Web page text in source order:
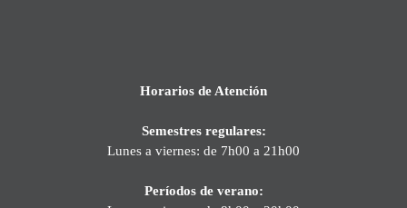
Horarios de Atención
Semestres regulares:
Lunes a viernes: de 7h00 a 21h00
Períodos de verano: